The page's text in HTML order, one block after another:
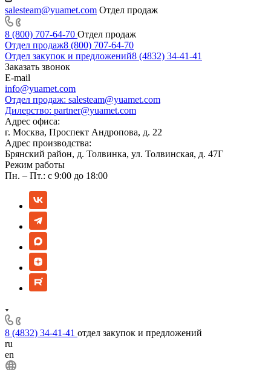
salesteam@yuamet.com Отдел продаж
8 (800) 707-64-70 Отдел продаж
Отдел продаж8 (800) 707-64-70
Отдел закупок и предложений8 (4832) 34-41-41
Заказать звонок
E-mail
info@yuamet.com
Отдел продаж: salesteam@yuamet.com
Дилерство: partner@yuamet.com
Адрес офиса:
г. Москва, Проспект Андропова, д. 22
Адрес производства:
Брянский район, д. Толвинка, ул. Толвинская, д. 47Г
Режим работы
Пн. – Пт.: с 9:00 до 18:00
8 (4832) 34-41-41 отдел закупок и предложений
ru
en